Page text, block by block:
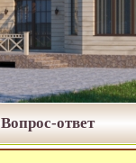
Вопрос-ответ